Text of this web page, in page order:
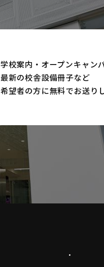
学校案内・オープンキャン
最新の校舎設備冊子など
希望者の方に無料でお送り